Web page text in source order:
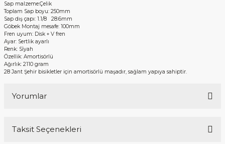
Sap malzeme:Çelik
Toplam Sap boyu: 250mm
Sap dış çapı: 1.1/8 28.6mm
Göbek Montaj mesafe: 100mm
Fren uyum: Disk + V fren
Ayar: Sertlik ayarlı
Renk: Sİyah
Özellik: Amortisörlü
Ağırlık: 2110 gram
28 Jant Şehir bisikletler için amortisörlü maşadır, sağlam yapıya sahiptir.
Yorumlar
Taksit Seçenekleri